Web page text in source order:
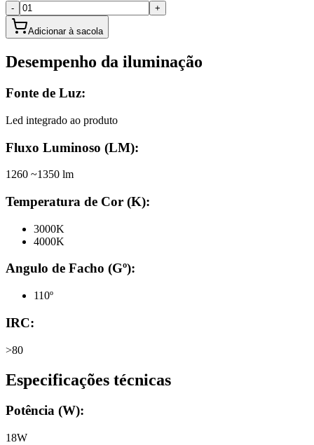
- +
Adicionar à sacola
Desempenho da iluminação
Fonte de Luz:
Led integrado ao produto
Fluxo Luminoso (LM):
1260 ~1350 lm
Temperatura de Cor (K):
3000K
4000K
Angulo de Facho (Gº):
110º
IRC:
>80
Especificações técnicas
Potência (W):
18W